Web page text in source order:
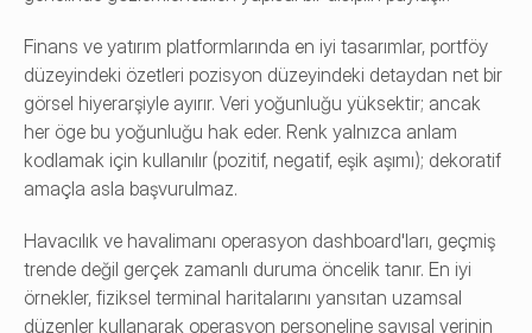
Finans ve yatırım platformlarında en iyi tasarımlar, portföy
düzeyindeki özetleri pozisyon düzeyindeki detaydan net bir
görsel hiyerarşiyle ayırır. Veri yoğunluğu yüksektir; ancak
her öge bu yoğunluğu hak eder. Renk yalnızca anlam
kodlamak için kullanılır (pozitif, negatif, eşik aşımı); dekoratif
amaçla asla başvurulmaz.
Havacılık ve havalimanı operasyon dashboard'ları, geçmiş
trende değil gerçek zamanlı duruma öncelik tanır. En iyi
örnekler, fiziksel terminal haritalarını yansıtan uzamsal
düzenler kullanarak operasyon personeline sayısal verinin